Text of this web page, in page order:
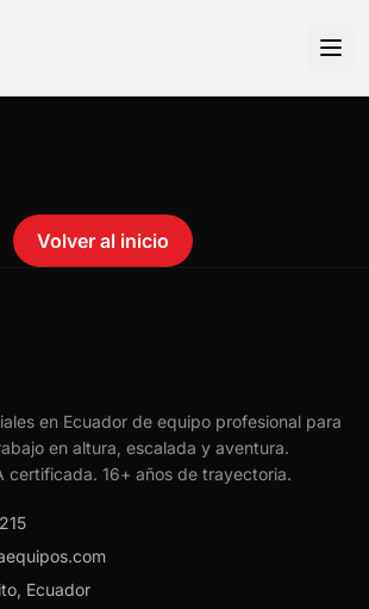
Volver al inicio
en Ecuador de equipo profesional para
en altura, escalada y aventura.
certificada. 16+ años de trayectoria.
Ecuador